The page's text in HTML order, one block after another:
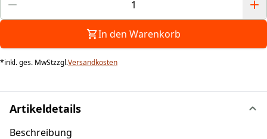
In den Warenkorb
*inkl. ges. MwStzzgl.Versandkosten
Artikeldetails
Beschreibung